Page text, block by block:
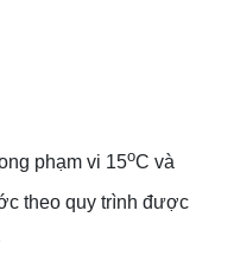
phạm vi 15oC và
theo quy trình được